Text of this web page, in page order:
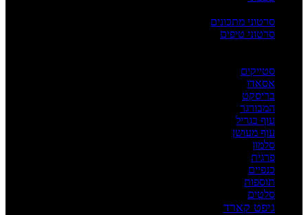
סרטוני מתכונים
סרטוני טיפים
סטייקים
אסאדו
בריסקט
המבורגר
עוף בגריל
עוף מעושן
סלמון
פרגית
כנפיים
תוספות
סלטים
גיפט קארד